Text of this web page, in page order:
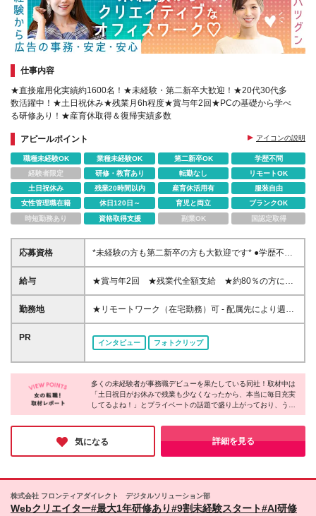
仕事内容
★直接雇用化実績約1600名！★未経験・第二新卒大歓迎！★20代30代多
数活躍中！★土日祝休み★残業月6h程度★賞与年2回★PCの基礎から学べ
る研修あり！★産育休取得＆復帰実績多数
アピールポイント アイコンの説明
職種未経験OK 業種未経験OK 第二新卒OK
学歴不問
経験者限定
研修・教育あり 転勤なし
リモートOK
土日祝休み
残業20時間以内 産育休活用有
服装自由
女性管理職在籍
休日120日～ 育児と両立
ブランクOK
時短勤務あり
資格取得支援 副業OK 国認定取得
応募資格
*未経験の方も第二新卒の方も大歓迎です* ●学歴不問
●社会人・正社員（無期雇用派遣）デビューもOK！
☆こんな方に向いています ◆パソコンスキルを身に
されながら働きたい方 ◆仕事とプライベートの両立
をしたい方 ◆チームワークを大切にしたい方
給与
★賞与年2回 ★残業代全額支給 ★約80％の方にパ
フォーマンス給(*)支給！ 【東京都】月給201,100円～
328,300円（別途賞与年2回） 【神奈川県】月給
【埼玉県】月給193,000円～314,800円（別途賞与年2
（別途賞与年2回） 【京都府】月給184,100円～
297,300円（別途賞与年2回） 【愛知県】月給
187,400円～306,300円（別途賞与年2回） 【宮城
回） 【北海道】月給176,300円～280,700円（別途賞
与年2回） (*)就業先＋当社評価により＋α手当を付与
収24万円にUP！ ☆研修期間中（3日間／所定労働時
間7時間）は、下記の通り給与を支給します 【東京
勤務地
★リモートワーク（在宅勤務）可 - 配属先により週1
～5日のリモートワークOK ★募集エリア｜北海道、
宮城、千葉、埼玉、東京、神奈川、愛知、京都、大
阪、兵庫、福岡で採用中 ★駅近くのオフィスで勤務
可能！お仕事帰りにグルメやショッピングも楽しめま
す 【勤務可能性のあるエリア】 東京都 ｜23区内が
メイン（恵比寿、渋谷、新宿、港区、品川、東京 な
ど） 神奈川県｜横浜市・川崎市など 埼玉県 ｜さい
たま市・川越市など 千葉県 ｜船橋市・浦安市など
北海道 ｜札幌市がメイン 愛知県 ｜名古屋周辺が
メイン 大阪府 ｜大阪市など（新大阪エリア・淀屋
橋・中之島・京橋・OBPエリア など） 兵庫県 ｜
命日比谷ファースト 14階 (変更の範囲)上記を除く当
社関連勤務地
PR
インタビュー フォトクリップ
多くの未経験者が事務職デビューを果たしている同社！取材中は
「土日祝日がお休みで残業も少なくなったから、本当に毎日充実
してるよね！」とプライベートの話題で盛り上がっており、うら
やましくなるほどでした。「プライベートもしっかり楽しみなが
ら働きたい」そんな方にオススメの職場です☆
気になる 詳細を見る
株式会社 フロンティアダイレクト デジタルソリューション部
Webクリエイター#最大1年研修あり#9割未経験スタート#AI研修